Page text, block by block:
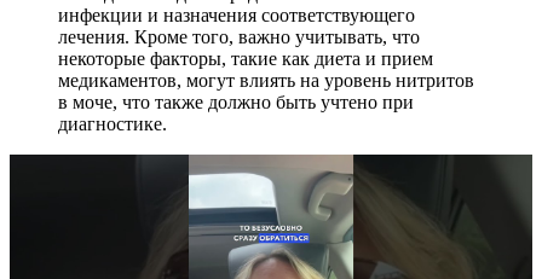
инфекции и назначения соответствующего
лечения. Кроме того, важно учитывать, что
некоторые факторы, такие как диета и прием
медикаментов, могут влиять на уровень нитритов
в моче, что также должно быть учтено при
диагностике.